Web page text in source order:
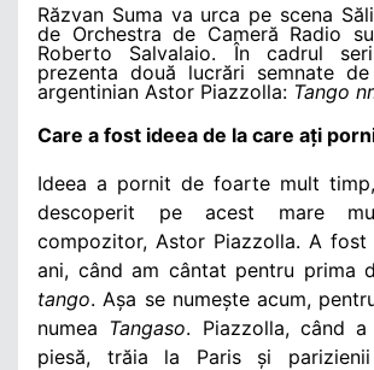
Răzvan Suma va urca pe scena
de Orchestra de Cameră Radio
Roberto Salvalaio. În cadrul
prezenta două lucrări semnate
argentinian Astor Piazzolla: Tango
Care a fost ideea de la care ați
Ideea a pornit de foarte mult
descoperit pe acest mare
compozitor, Astor Piazzolla. A fost
ani, când am cântat pentru prima
tango. Așa se numește acum,
numea Tangaso. Piazzolla, când a
piesă, trăia la Paris și